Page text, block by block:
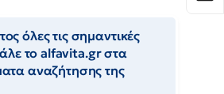
όλες τις σημαντικές
το alfavita.gr στα
αναζήτησης της